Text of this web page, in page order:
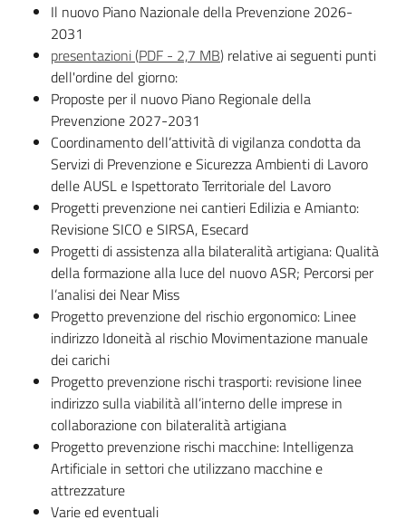
INAIL
Regione
Emilia-
Romagna
Regione
Novità
Servizi
Leggi Atti Bandi
Il nuovo Piano Nazionale della Prevenzione 2026-
2031
presentazioni(PDF - 2,7 MB) relative ai seguenti punti
dell'ordine del giorno:
Proposte per il nuovo Piano Regionale della
Prevenzione 2027-2031
Coordinamento dell’attività di vigilanza condotta da
Servizi di Prevenzione e Sicurezza Ambienti di Lavoro
delle AUSL e Ispettorato Territoriale del Lavoro
Progetti prevenzione nei cantieri Edilizia e Amianto:
Revisione SICO e SIRSA, Esecard
Progetti di assistenza alla bilateralità artigiana: Qualità
della formazione alla luce del nuovo ASR; Percorsi per
l’analisi dei Near Miss
Progetto prevenzione del rischio ergonomico: Linee
indirizzo Idoneità al rischio Movimentazione manuale
dei carichi
Progetto prevenzione rischi trasporti: revisione linee
indirizzo sulla viabilità all’interno delle imprese in
collaborazione con bilateralità artigiana
Progetto prevenzione rischi macchine: Intelligenza
Artificiale in settori che utilizzano macchine e
attrezzature
Varie ed eventuali